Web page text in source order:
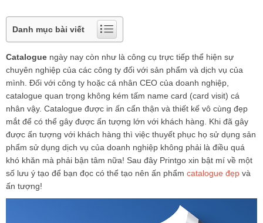
Danh mục bài viết
Catalogue ngày nay còn như là công cụ trực tiếp thể hiện sự
chuyên nghiệp của các công ty đối với sản phẩm và dịch vụ của
mình. Đối với công ty hoặc cá nhân CEO của doanh nghiệp,
catalogue quan trọng không kém tấm name card (card visit) cá
nhân vậy. Catalogue được in ấn cẩn thận và thiết kế vô cùng đẹp
mắt để có thể gây được ấn tượng lớn với khách hàng. Khi đã gây
được ấn tượng với khách hàng thì việc thuyết phục họ sử dụng sản
phẩm sử dụng dịch vụ của doanh nghiệp không phải là điều quá
khó khăn mà phải bận tâm nữa! Sau đây Printgo xin bật mí về một
số lưu ý tạo để bạn đọc có thể tạo nên ấn phẩm catalogue đẹp và
ấn tượng!